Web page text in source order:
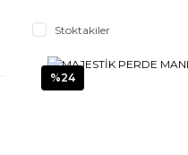
Stoktakiler
%24